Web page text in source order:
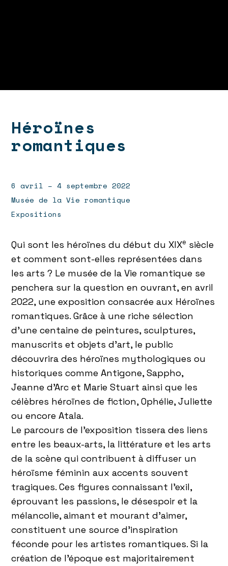
Héroïnes
romantiques
6 avril – 4 septembre 2022
Musée de la Vie romantique
Expositions
Qui sont les héroïnes du début du XIXe siècle
et comment sont-elles représentées dans
les arts ? Le musée de la Vie romantique se
penchera sur la question en ouvrant, en avril
2022, une exposition consacrée aux Héroïnes
romantiques. Grâce à une riche sélection
d’une centaine de peintures, sculptures,
manuscrits et objets d’art, le public
découvrira des héroïnes mythologiques ou
historiques comme Antigone, Sappho,
Jeanne d’Arc et Marie Stuart ainsi que les
célèbres héroïnes de fiction, Ophélie, Juliette
ou encore Atala.
Le parcours de l’exposition tissera des liens
entre les beaux-arts, la littérature et les arts
de la scène qui contribuent à diffuser un
héroïsme féminin aux accents souvent
tragiques. Ces figures connaissant l’exil,
éprouvant les passions, le désespoir et la
mélancolie, aimant et mourant d’aimer,
constituent une source d’inspiration
féconde pour les artistes romantiques. Si la
création de l’époque est majoritairement